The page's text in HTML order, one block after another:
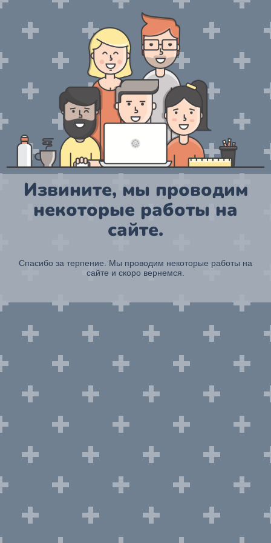
Извините, мы проводим
некоторые работы на
сайте.
Спасибо за терпение. Мы проводим некоторые работы на
сайте и скоро вернемся.